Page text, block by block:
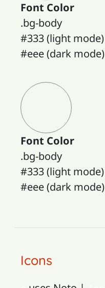
Font Color
.bg-body
#333 (light mode)
#eee (dark mode)
Font Color
.bg-body
#333 (light mode)
#eee (dark mode)
Icons